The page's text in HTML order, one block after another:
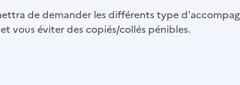
de demander les différents type
vous éviter des copiés/collés pénibles.